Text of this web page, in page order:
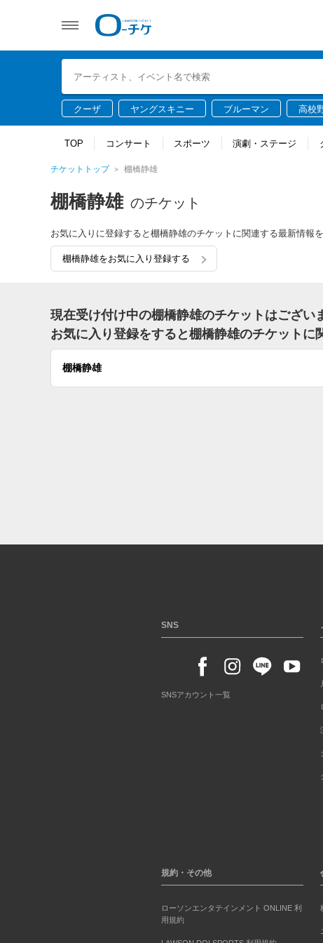
クーザ ヤングスキニー ブルーマン 高校
TOP コンサート スポーツ 演劇・ステージ
チケットトップ 棚橋静雄
棚橋静雄 のチケット
お気に入りに登録すると棚橋静雄のチケットに関連する最新情報
棚橋静雄をお気に入り登録する
現在受け付け中の棚橋静雄のチケットはござい
お気に入り登録をすると棚橋静雄のチケットに
棚橋静雄
SNS
SNSアカウント一覧
規約・その他
ローソンエンタテインメント ONLINE 利
用規約